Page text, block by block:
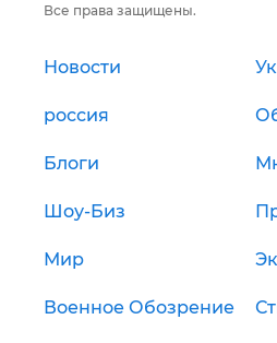
Все права защищены.
Новости
россия
Блоги
Шоу-Биз
Мир
Военное Обозрение